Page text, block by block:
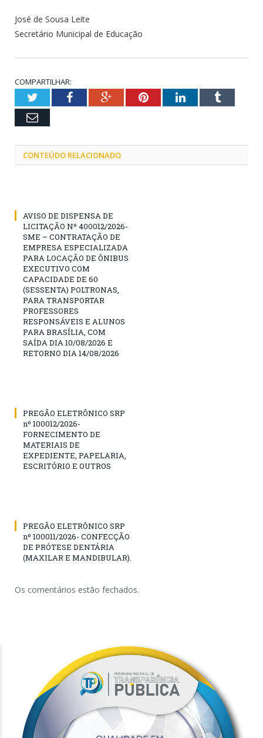
José de Sousa Leite
Secretário Municipal de Educação
COMPARTILHAR:
TwitterFacebookGoogle+PinterestLinkedInTumblr
Email
CONTEÚDO RELACIONADO
AVISO DE DISPENSA DE
LICITAÇÃO Nº 400012/2026-
SME – CONTRATAÇÃO DE
EMPRESA ESPECIALIZADA
PARA LOCAÇÃO DE ÔNIBUS
EXECUTIVO COM
CAPACIDADE DE 60
(SESSENTA) POLTRONAS,
PARA TRANSPORTAR
PROFESSORES
RESPONSÁVEIS E ALUNOS
PARA BRASÍLIA, COM
SAÍDA DIA 10/08/2026 E
RETORNO DIA 14/08/2026
PREGÃO ELETRÔNICO SRP
nº 100012/2026-
FORNECIMENTO DE
MATERIAIS DE
EXPEDIENTE, PAPELARIA,
ESCRITÓRIO E OUTROS
PREGÃO ELETRÔNICO SRP
nº 100011/2026- CONFECÇÃO
DE PRÓTESE DENTÁRIA
(MAXILAR E MANDIBULAR).
Os comentários estão fechados.